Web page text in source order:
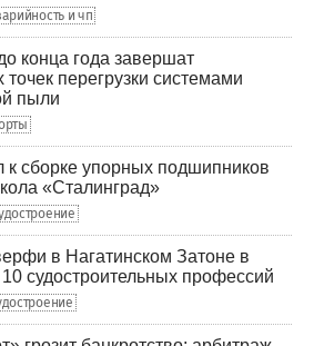
и чп
конца года завершат
перегрузки системами
пыли
сборке упорных подшипников
«Сталинград»
в Нагатинском Затоне в
судостроительных профессий